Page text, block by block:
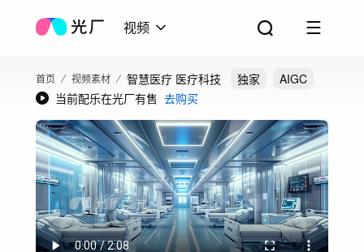
视频
首页 视频素材 智慧医疗 医疗科技 独家
AIGC
当前配乐在光厂有售 去购买